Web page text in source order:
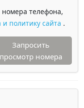
телефона,
политику сайта .
Запросить
просмотр номера